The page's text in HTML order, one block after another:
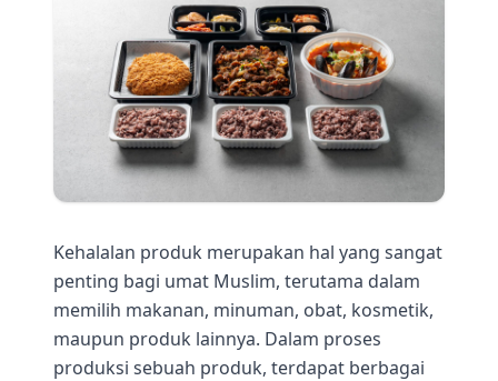
Kehalalan produk merupakan hal yang sangat
penting bagi umat Muslim, terutama dalam
memilih makanan, minuman, obat, kosmetik,
maupun produk lainnya. Dalam proses
produksi sebuah produk, terdapat berbagai